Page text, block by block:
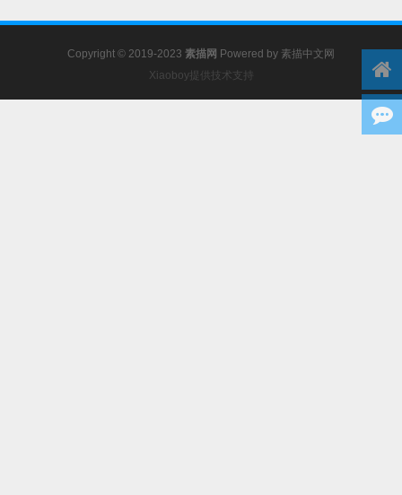
Copyright © 2019-2023 素描网 Powered by 素描中文网
Xiaoboy提供技术支持